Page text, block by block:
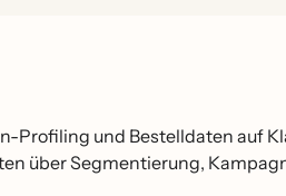
Profiling und Bestelldaten auf
über Segmentierung,